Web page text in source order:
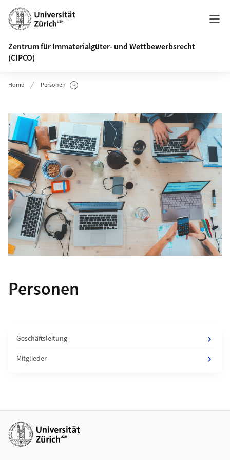
Header
Zentrum für Immaterialgüter- und Wettbewerbsrecht
(CIPCO)
Home Personen
Unterseiten anzeigen
Personen
Geschäftsleitung
Mitglieder
Weiterführende Links